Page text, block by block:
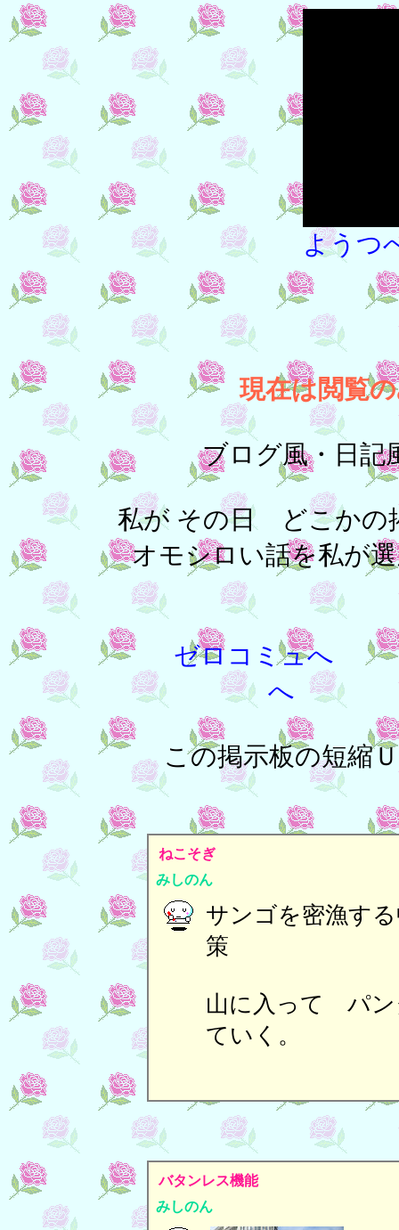
ようつ
現在は閲覧
ブログ風・日記
私が その日 どこかの
オモシロい話を私が
ゼロコミュへ
へ
この掲示板の短縮
ねこそぎ
みしのん
サンゴを密漁す
山に入って パ
ていく。
バタンレス機能
みしのん